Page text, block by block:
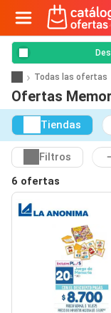
Todas las ofertas
Ofertas
Tiendas
Filtros
6 ofertas